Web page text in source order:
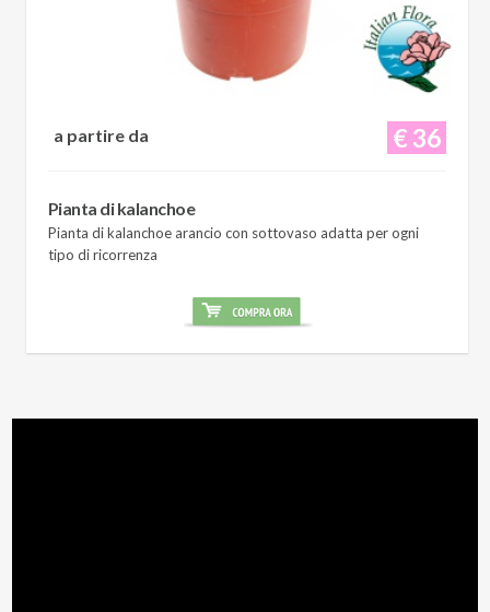
€ 36
a partire da
Pianta di kalanchoe
Pianta di kalanchoe arancio con sottovaso adatta per ogni
tipo di ricorrenza